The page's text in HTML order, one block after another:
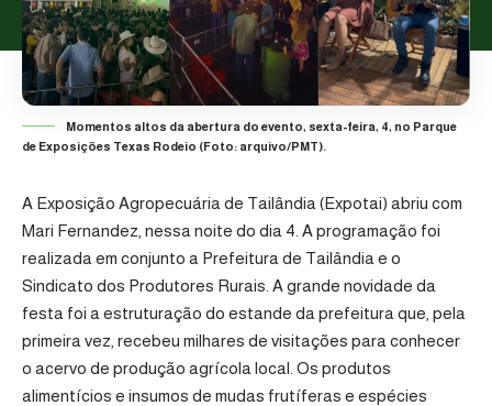
Momentos altos da abertura do evento, sexta-feira, 4, no Parque
de Exposições Texas Rodeio (Foto: arquivo/PMT).
A Exposição Agropecuária de Tailândia (Expotai) abriu com
Mari Fernandez, nessa noite do dia 4. A programação foi
realizada em conjunto a Prefeitura de Tailândia e o
Sindicato dos Produtores Rurais . A grande novidade da
festa foi a estruturação do estande da prefeitura que, pela
primeira vez, recebeu milhares de visitações para conhecer
o acervo de produção agrícola local. Os produtos
alimentícios e insumos de mudas frutíferas e espécies